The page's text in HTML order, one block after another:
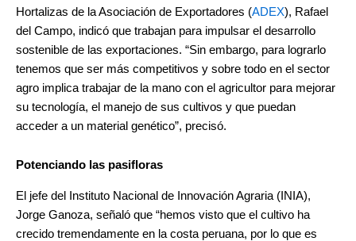
Hortalizas de la Asociación de Exportadores (ADEX), Rafael
del Campo, indicó que trabajan para impulsar el desarrollo
sostenible de las exportaciones. “Sin embargo, para lograrlo
tenemos que ser más competitivos y sobre todo en el sector
agro implica trabajar de la mano con el agricultor para mejorar
su tecnología, el manejo de sus cultivos y que puedan
acceder a un material genético”, precisó.
Potenciando las pasifloras
El jefe del Instituto Nacional de Innovación Agraria (INIA),
Jorge Ganoza, señaló que “hemos visto que el cultivo ha
crecido tremendamente en la costa peruana, por lo que es